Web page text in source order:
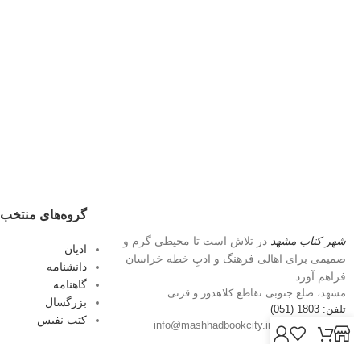
شهر کتاب مشهد در تلاش است تا محیطی گرم و
صمیمی برای اهالی فرهنگ و ادبِ خطه خراسان
فراهم آورد.
مشهد، ضلع جنوبی تقاطع کلاهدوز و قرنی
تلفن: 1803 (051)
پست الکترونیک: info@mashhadbookcity.ir
گروه‌های منتخب
ادیان
دانشنامه
گاهنامه
بزرگسال
کتب نفیس